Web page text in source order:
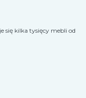
się kilka tysięcy mebli od